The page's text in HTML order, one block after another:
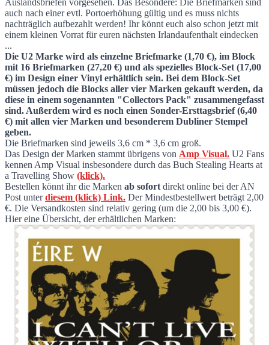
Auslandsbriefen vorgesehen. Das Besondere: Die Briefmarken sind
auch nach einer evtl. Portoerhöhung gültig und es muss nichts
nachträglich aufbezahlt werden! Ihr könnt euch also schon jetzt mit
einem kleinen Vorrat für euren nächsten Irlandaufenthalt eindecken
...
Die U2 Marke wird als einzelne Briefmarke (1,70 €), im Block
mit 16 Briefmarken (27,20 €) und als spezielles Block-Set (17,00
€) im Design einer Vinyl erhältlich sein. Bei dem Block-Set
müssen jedoch die Blocks aller vier Marken gekauft werden, da
diese in einem sogenannten "Collectors Pack" zusammengefasst
sind. Außerdem wird es noch einen Sonder-Ersttagsbrief (6,40
€) mit allen vier Marken und besonderem Dubliner Stempel
geben.
Die Briefmarken sind jeweils 3,6 cm * 3,6 cm groß.
Das Design der Marken stammt übrigens von Amp Visual. U2 Fans
kennen Amp Visual insbesondere durch das Buch Stealing Hearts at
a Travelling Show (klick).
Bestellen könnt ihr die Marken ab sofort direkt online bei der AN
Post unterdiesem (klick) Link. Der Mindestbestellwert beträgt 2,00
€. Die Versandkosten sind relativ gering (um die 2,00 bis 3,00 €).
Hier eine Übersicht, der erhältlichen Marken: